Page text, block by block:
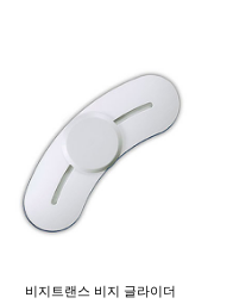
비지트랜스 비지 글라이더